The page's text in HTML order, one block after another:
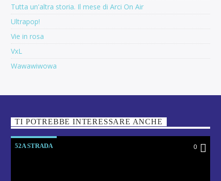
Tutta un'altra storia. Il mese di Arci On Air
Ultrapop!
Vie in rosa
VxL
Wawawiwowa
TI POTREBBE INTERESSARE ANCHE
52A STRADA 0